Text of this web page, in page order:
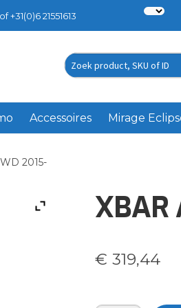
+31(0)6 21551613
Zoek
Accessoires Mirage
2015-
XBAR
€ 319,44